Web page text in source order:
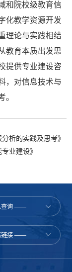
和院校级教育信
化教学资源开发
理论与实践相结
教育本质出发思
提供专业建设咨
，对信息技术与
。
析的实践及思考》
业建设》